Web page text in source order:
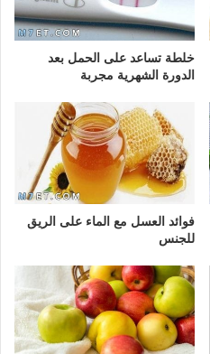
خلطة تساعد على الحمل بعد
الدورة الشهرية مجربة
فوائد العسل مع الماء على الريق
للجنس